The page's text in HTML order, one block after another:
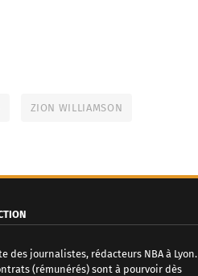
ZION WILLIAMSON
des journalistes, rédacteurs NBA à Lyon.
(rémunérés) sont à pourvoir dès